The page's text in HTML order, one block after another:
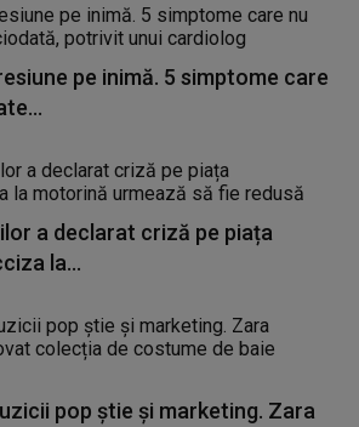
pe inimă. 5 simptome care
a declarat criză pe piața
la...
pop știe și marketing. Zara